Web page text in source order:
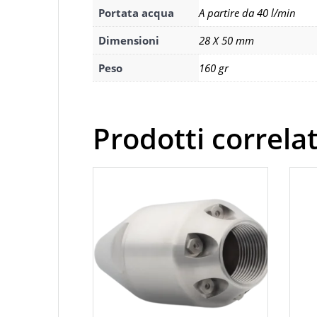
Portata acqua
A partire da 40 l/min
Dimensioni
28 X 50 mm
Peso
160 gr
Prodotti